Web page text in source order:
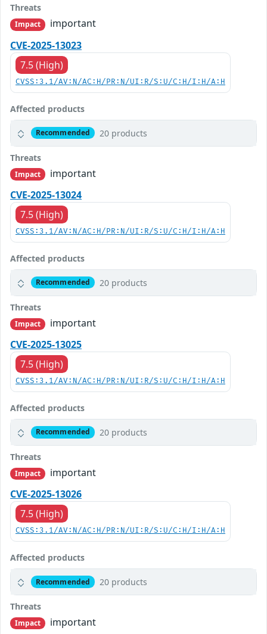
Threats
Impact
important
CVE-2025-13023
7.5 (High)
CVSS:3.1/AV:N/AC:H/PR:N/UI:R/S:U/C:H/I:H/A:H
Affected products
Recommended 20 products
Threats
Impact
important
CVE-2025-13024
7.5 (High)
CVSS:3.1/AV:N/AC:H/PR:N/UI:R/S:U/C:H/I:H/A:H
Affected products
Recommended 20 products
Threats
Impact
important
CVE-2025-13025
7.5 (High)
CVSS:3.1/AV:N/AC:H/PR:N/UI:R/S:U/C:H/I:H/A:H
Affected products
Recommended 20 products
Threats
Impact
important
CVE-2025-13026
7.5 (High)
CVSS:3.1/AV:N/AC:H/PR:N/UI:R/S:U/C:H/I:H/A:H
Affected products
Recommended 20 products
Threats
Impact
important